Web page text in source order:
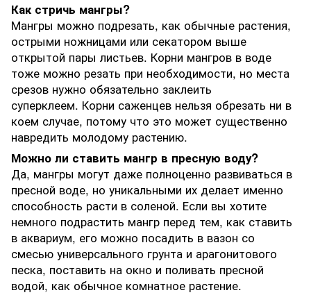
Как стричь мангры?
Мангры можно подрезать, как обычные растения,
острыми ножницами или секатором выше
открытой пары листьев. Корни мангров в воде
тоже можно резать при необходимости, но места
срезов нужно обязательно заклеить
суперклеем. Корни саженцев нельзя обрезать ни в
коем случае, потому что это может существенно
навредить молодому растению.
Можно ли ставить мангр в пресную воду?
Да, мангры могут даже полноценно развиваться в
пресной воде, но уникальными их делает именно
способность расти в соленой. Если вы хотите
немного подрастить мангр перед тем, как ставить
в аквариум, его можно посадить в вазон со
смесью универсального грунта и арагонитового
песка, поставить на окно и поливать пресной
водой, как обычное комнатное растение.